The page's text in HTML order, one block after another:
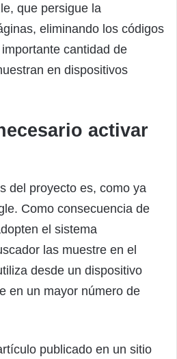
que persigue la
eliminando los códigos
cantidad de
en dispositivos
activar
del proyecto es, como ya
Como consecuencia de
el sistema
las muestre en el
desde un dispositivo
en un mayor número de
publicado en un sitio